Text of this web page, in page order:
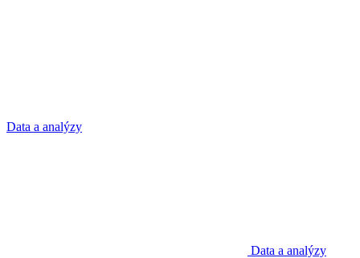
Data a analýzy
Data a analýzy